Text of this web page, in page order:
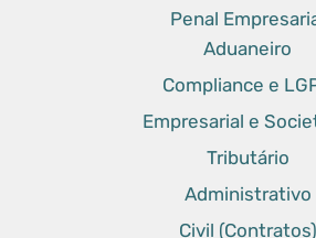
Penal
Aduaneiro
Compliance e
Empresarial e
Tributário
Administrativo
Civil (Contratos)